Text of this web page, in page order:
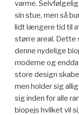
varme.
sin stue, men så
lidt længere tid til
større areal. Dette
denne nydelige
moderne og
store design
men holder sig
sig inden for alle
biopejs hvilket vil